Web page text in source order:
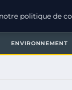
ENVIRONNEMENT
politique de